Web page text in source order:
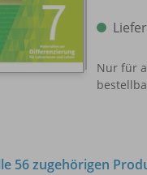
Nur für
56 zugehörigen